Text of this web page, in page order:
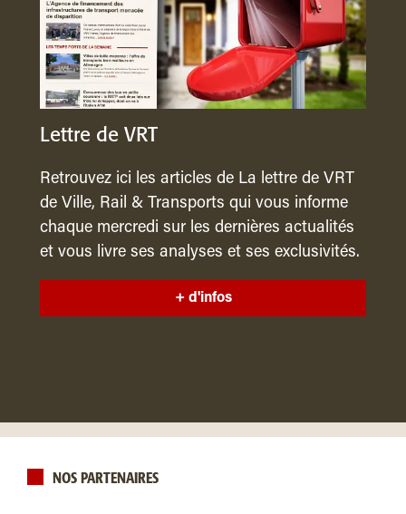
Lettre de VRT
Retrouvez ici les articles de La lettre de VRT
de Ville, Rail & Transports qui vous informe
chaque mercredi sur les dernières actualités
et vous livre ses analyses et ses exclusivités.
+ d'infos
NOS PARTENAIRES